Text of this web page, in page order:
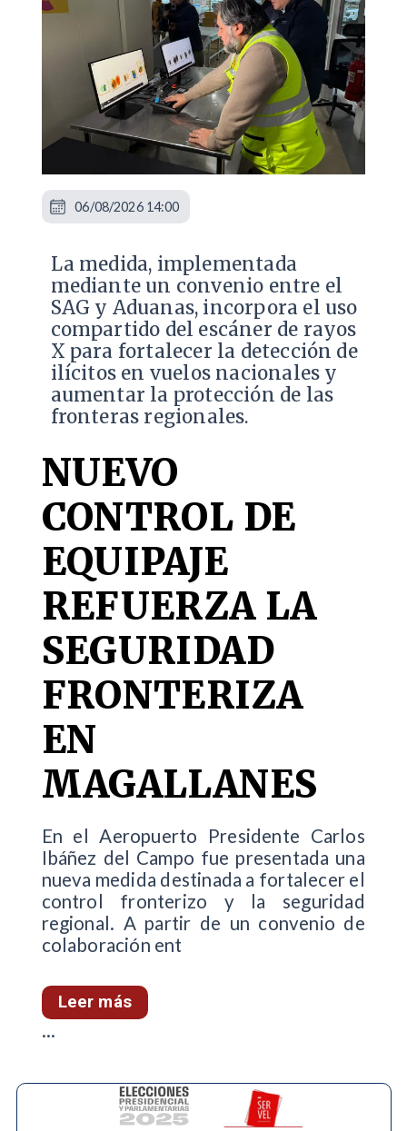
La medida, implementada
mediante un convenio entre el
SAG y Aduanas, incorpora el uso
compartido del escáner de rayos
X para fortalecer la detección de
ilícitos en vuelos nacionales y
aumentar la protección de las
fronteras regionales.
NUEVO
CONTROL DE
EQUIPAJE
REFUERZA LA
SEGURIDAD
FRONTERIZA
EN
MAGALLANES
En el Aeropuerto Presidente Carlos
Ibáñez del Campo fue presentada una
nueva medida destinada a fortalecer el
control fronterizo y la seguridad
regional. A partir de un convenio de
colaboración ent
Leer más
06/08/2026 14:00
...